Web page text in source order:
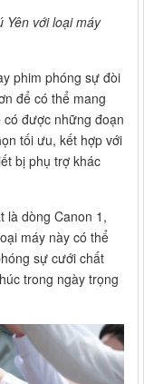
Yên với loại máy
phim phóng sự đòi
để có thể mang
được những đoạn
tối ưu, kết hợp với
bị phụ trợ khác
là dòng Canon 1,
máy này có thể
sự cưới chất
trong ngày trọng